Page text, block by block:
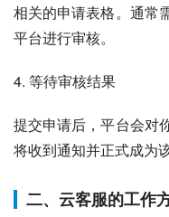
相关的申请表格。通常
平台进行审核。
4. 等待审核结果
提交申请后，平台会对
将收到通知并正式成为
二、云客服的工作